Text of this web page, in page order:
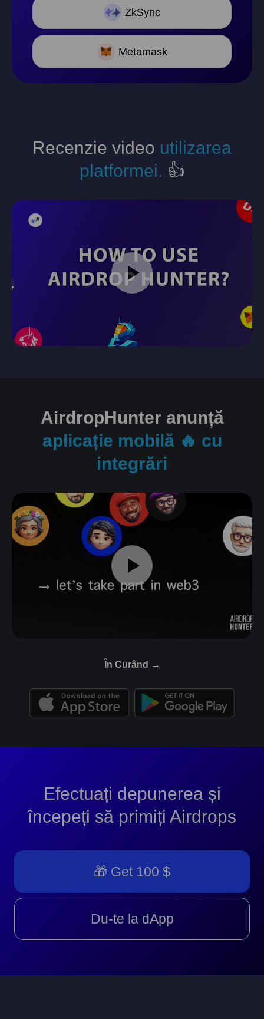
ZkSync
Metamask
Recenzie video utilizarea
platformei. 👍
AirdropHunter anunță
aplicație mobilă 🔥 cu
integrări
În Curând →
Efectuați depunerea și
începeți să primiți Airdrops
🎁 Get 100 $
Du-te la dApp